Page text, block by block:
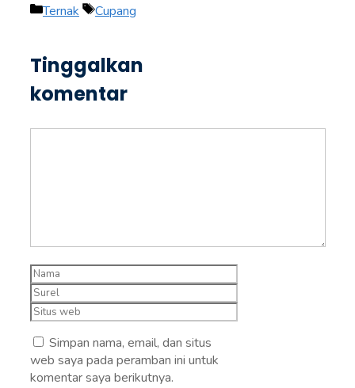
Kategori
Ternak Tag
Cupang
Tinggalkan
komentar
Nama
Surel
Situs
Simpan nama, email, dan situs
web saya pada peramban ini untuk
komentar saya berikutnya.